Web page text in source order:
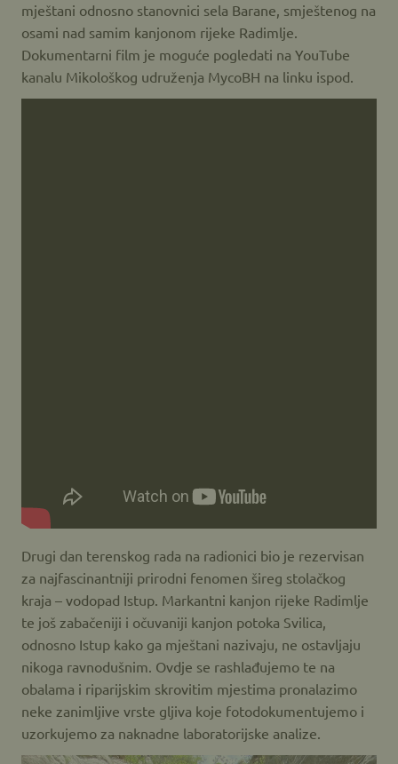
mještani odnosno stanovnici sela Barane, smještenog na
osami nad samim kanjonom rijeke Radimlje.
Dokumentarni film je moguće pogledati na YouTube
kanalu Mikološkog udruženja MycoBH na linku ispod.
Drugi dan terenskog rada na radionici bio je rezervisan
za najfascinantniji prirodni fenomen šireg stolačkog
kraja – vodopad Istup. Markantni kanjon rijeke Radimlje
te još zabačeniji i očuvaniji kanjon potoka Svilica,
odnosno Istup kako ga mještani nazivaju, ne ostavljaju
nikoga ravnodušnim. Ovdje se rashlađujemo te na
obalama i riparijskim skrovitim mjestima pronalazimo
neke zanimljive vrste gljiva koje fotodokumentujemo i
uzorkujemo za naknadne laboratorijske analize.